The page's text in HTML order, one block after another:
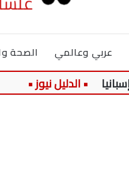
عربي وعالمي الصحة